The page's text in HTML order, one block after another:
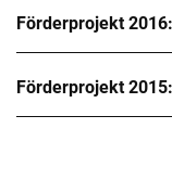
Förderprojekt
Förderprojekt